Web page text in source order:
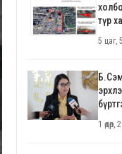
түр
5 цаг,
1 өдөр,